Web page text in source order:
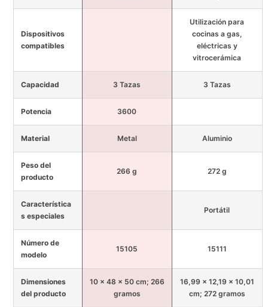
Dispositivos
compatibles
Utilización para
cocinas a gas,
eléctricas y
vitrocerámica
Capacidad 3 Tazas 3 Tazas
Potencia 3600
Material Metal Aluminio
Peso del
producto
266 g 272 g
Característica
s especiales
Portátil
Número de
modelo
15105 15111
Dimensiones
del producto
10 x 48 x 50 cm; 266
gramos
16,99 x 12,19 x 10,01
cm; 272 gramos